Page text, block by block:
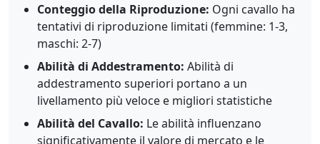
Conteggio della Riproduzione: Ogni cavallo ha
tentativi di riproduzione limitati (femmine: 1-3,
maschi: 2-7)
Abilità di Addestramento: Abilità di
addestramento superiori portano a un
livellamento più veloce e migliori statistiche
Abilità del Cavallo: Le abilità influenzano
significativamente il valore di mercato e le